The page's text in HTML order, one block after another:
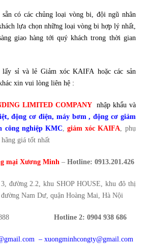
có các chủng loại vòng bi, đội ngũ nhân
lựa chọn những loại vòng bi hợp lý nhất,
giao hàng tới quý khách trong thời gian
lấy sỉ và lẻ Giảm xóc KAIFA hoặc các sản
xin vui lòng liên hệ :
LIMITED COMPANY
nhập khẩu và
, động cơ điện, máy bơm,động cơ giảm
công nghiệp KMC,giảm xóc KAIFA, phụ
giá tốt nhất
mại Xương Minh – Hotline: 0913.201.426
đường 2.2, khu SHOP HOUSE, khu đô thị
Nam Dư, quận Hoàng Mai, Hà Nội
Hotline 2:0904 938 686
–xuongminhcongty@gmail.com